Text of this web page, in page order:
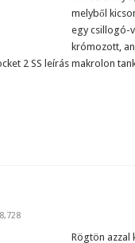
melyből
egy csillogó-
krómozott,
2 SS leírás makrolon
8,728
Rögtön azzal